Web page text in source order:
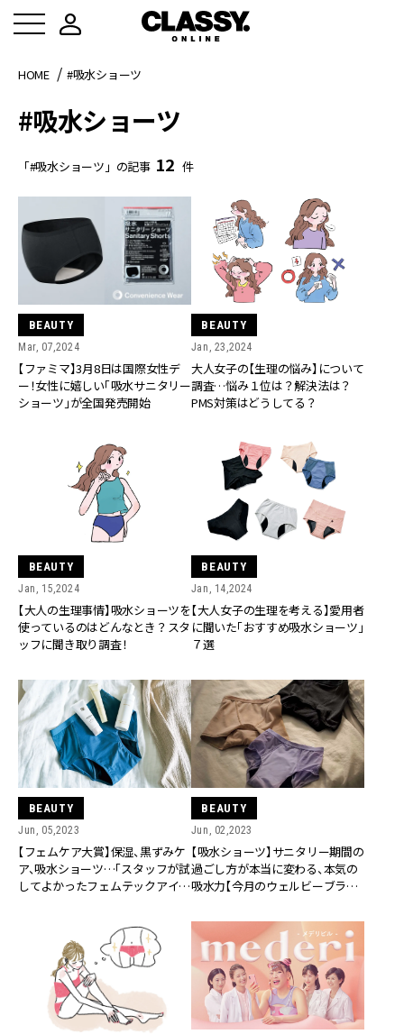
HOME #吸水ショーツ
#吸水ショーツ
「#吸水ショーツ」の記事 12 件
BEAUTY
Mar, 07,2024
【ファミマ】3月8日は国際女性デ
ー！女性に嬉しい「吸水サニタリー
ショーツ」が全国発売開始
BEAUTY
Jan, 23,2024
大人女子の【生理の悩み】について
調査…悩み１位は？解決法は？
PMS対策はどうしてる？
BEAUTY
Jan, 15,2024
【大人の生理事情】吸水ショーツを
使っているのはどんなとき？スタ
ッフに聞き取り調査！
BEAUTY
Jan, 14,2024
【大人女子の生理を考える】愛用者
に聞いた「おすすめ吸水ショーツ」
７選
BEAUTY
Jun, 05,2023
【フェムケア大賞】保湿、黒ずみケ
ア、吸水ショーツ…「スタッフが試
してよかったフェムテックアイテ
BEAUTY
Jun, 02,2023
【吸水ショーツ】サニタリー期間の
過ごし方が本当に変わる、本気の
吸水力【今月のウェルビーブラン